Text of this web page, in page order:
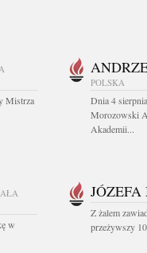
Mistrza
POLSKA
Dnia 4
Morozowski
Akademii...
w
Z żalem
przeżywszy